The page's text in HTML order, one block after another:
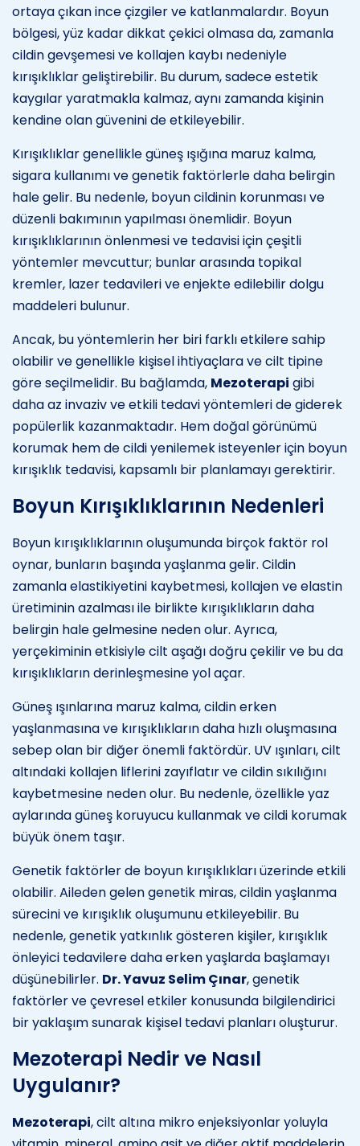
ortaya çıkan ince çizgiler ve katlanmalardır. Boyun
bölgesi, yüz kadar dikkat çekici olmasa da, zamanla
cildin gevşemesi ve kollajen kaybı nedeniyle
kırışıklıklar geliştirebilir. Bu durum, sadece estetik
kaygılar yaratmakla kalmaz, aynı zamanda kişinin
kendine olan güvenini de etkileyebilir.
Kırışıklıklar genellikle güneş ışığına maruz kalma,
sigara kullanımı ve genetik faktörlerle daha belirgin
hale gelir. Bu nedenle, boyun cildinin korunması ve
düzenli bakımının yapılması önemlidir. Boyun
kırışıklıklarının önlenmesi ve tedavisi için çeşitli
yöntemler mevcuttur; bunlar arasında topikal
kremler, lazer tedavileri ve enjekte edilebilir dolgu
maddeleri bulunur.
Ancak, bu yöntemlerin her biri farklı etkilere sahip
olabilir ve genellikle kişisel ihtiyaçlara ve cilt tipine
göre seçilmelidir. Bu bağlamda, Mezoterapi gibi
daha az invaziv ve etkili tedavi yöntemleri de giderek
popülerlik kazanmaktadır. Hem doğal görünümü
korumak hem de cildi yenilemek isteyenler için boyun
kırışıklık tedavisi, kapsamlı bir planlamayı gerektirir.
Boyun Kırışıklıklarının Nedenleri
Boyun kırışıklıklarının oluşumunda birçok faktör rol
oynar, bunların başında yaşlanma gelir. Cildin
zamanla elastikiyetini kaybetmesi, kollajen ve elastin
üretiminin azalması ile birlikte kırışıklıkların daha
belirgin hale gelmesine neden olur. Ayrıca,
yerçekiminin etkisiyle cilt aşağı doğru çekilir ve bu da
kırışıklıkların derinleşmesine yol açar.
Güneş ışınlarına maruz kalma, cildin erken
yaşlanmasına ve kırışıklıkların daha hızlı oluşmasına
sebep olan bir diğer önemli faktördür. UV ışınları, cilt
altındaki kollajen liflerini zayıflatır ve cildin sıkılığını
kaybetmesine neden olur. Bu nedenle, özellikle yaz
aylarında güneş koruyucu kullanmak ve cildi korumak
büyük önem taşır.
Genetik faktörler de boyun kırışıklıkları üzerinde etkili
olabilir. Aileden gelen genetik miras, cildin yaşlanma
sürecini ve kırışıklık oluşumunu etkileyebilir. Bu
nedenle, genetik yatkınlık gösteren kişiler, kırışıklık
önleyici tedavilere daha erken yaşlarda başlamayı
düşünebilirler. Dr. Yavuz Selim Çınar, genetik
faktörler ve çevresel etkiler konusunda bilgilendirici
bir yaklaşım sunarak kişisel tedavi planları oluşturur.
Mezoterapi Nedir ve Nasıl
Uygulanır?
Mezoterapi, cilt altına mikro enjeksiyonlar yoluyla